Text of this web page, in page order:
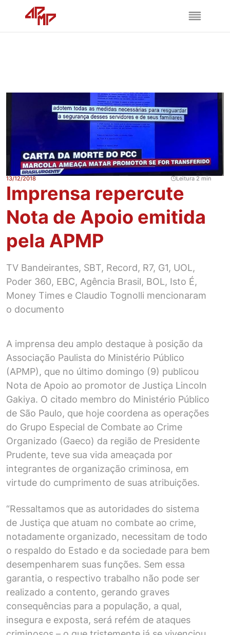
13/12/2018 Leitura 2 min
Imprensa repercute
Nota de Apoio emitida
pela APMP
TV Bandeirantes, SBT, Record, R7, G1, UOL,
Poder 360, EBC, Agência Brasil, BOL, Isto É,
Money Times e Claudio Tognolli mencionaram
o documento
A imprensa deu amplo destaque à posição da
Associação Paulista do Ministério Público
(APMP), que no último domingo (9) publicou
Nota de Apoio ao promotor de Justiça Lincoln
Gakiya. O citado membro do Ministério Público
de São Paulo, que hoje coordena as operações
do Grupo Especial de Combate ao Crime
Organizado (Gaeco) da região de Presidente
Prudente, teve sua vida ameaçada por
integrantes de organização criminosa, em
virtude do cumprimento de suas atribuições.
“Ressaltamos que as autoridades do sistema
de Justiça que atuam no combate ao crime,
notadamente organizado, necessitam de todo
o respaldo do Estado e da sociedade para bem
desempenharem suas funções. Sem essa
garantia, o respectivo trabalho não pode ser
realizado a contento, gerando graves
consequências para a população, a qual,
insegura e exposta, será refém de ataques